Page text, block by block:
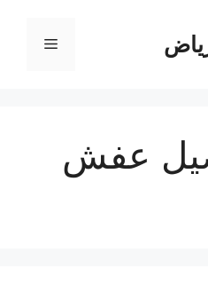
القائمة
عفش